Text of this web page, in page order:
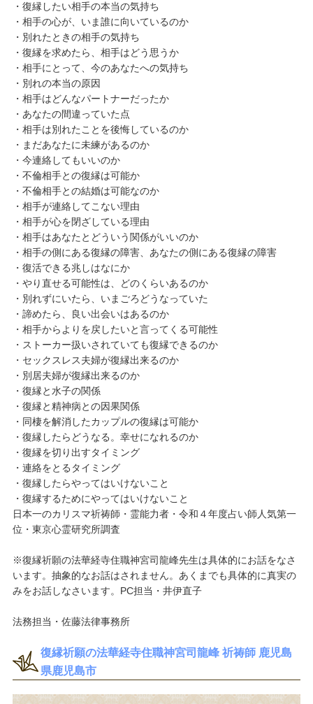
・復縁したい相手の本当の気持ち
・相手の心が、いま誰に向いているのか
・別れたときの相手の気持ち
・復縁を求めたら、相手はどう思うか
・相手にとって、今のあなたへの気持ち
・別れの本当の原因
・相手はどんなパートナーだったか
・あなたの間違っていた点
・相手は別れたことを後悔しているのか
・まだあなたに未練があるのか
・今連絡してもいいのか
・不倫相手との復縁は可能か
・不倫相手との結婚は可能なのか
・相手が連絡してこない理由
・相手が心を閉ざしている理由
・相手はあなたとどういう関係がいいのか
・相手の側にある復縁の障害、あなたの側にある復縁の障害
・復活できる兆しはなにか
・やり直せる可能性は、どのくらいあるのか
・別れずにいたら、いまごろどうなっていた
・諦めたら、良い出会いはあるのか
・相手からよりを戻したいと言ってくる可能性
・ストーカー扱いされていても復縁できるのか
・セックスレス夫婦が復縁出来るのか
・別居夫婦が復縁出来るのか
・復縁と水子の関係
・復縁と精神病との因果関係
・同棲を解消したカップルの復縁は可能か
・復縁したらどうなる。幸せになれるのか
・復縁を切り出すタイミング
・連絡をとるタイミング
・復縁したらやってはいけないこと
・復縁するためにやってはいけないこと
日本一のカリスマ祈祷師・霊能力者・令和４年度占い師人気第一
位・東京心霊研究所調査
※復縁祈願の法華経寺住職神宮司龍峰先生は具体的にお話をなさ
います。抽象的なお話はされません。あくまでも具体的に真実の
みをお話しなさいます。PC担当・井伊直子
法務担当・佐藤法律事務所
復縁祈願の法華経寺住職神宮司龍峰 祈祷師 鹿児島
県鹿児島市